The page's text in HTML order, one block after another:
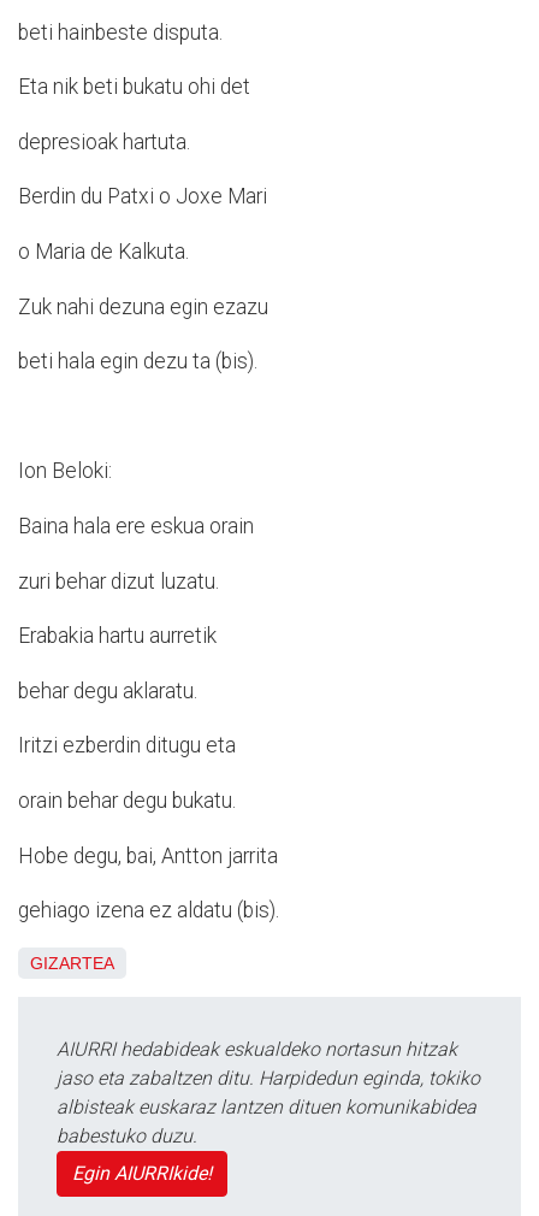
beti hainbeste disputa.
Eta nik beti bukatu ohi det
depresioak hartuta.
Berdin du Patxi o Joxe Mari
o Maria de Kalkuta.
Zuk nahi dezuna egin ezazu
beti hala egin dezu ta (bis).
Ion Beloki:
Baina hala ere eskua orain
zuri behar dizut luzatu.
Erabakia hartu aurretik
behar degu aklaratu.
Iritzi ezberdin ditugu eta
orain behar degu bukatu.
Hobe degu, bai, Antton jarrita
gehiago izena ez aldatu (bis).
GIZARTEA
AIURRI hedabideak eskualdeko nortasun hitzak
jaso eta zabaltzen ditu. Harpidedun eginda, tokiko
albisteak euskaraz lantzen dituen komunikabidea
babestuko duzu.
Egin AIURRIkide!